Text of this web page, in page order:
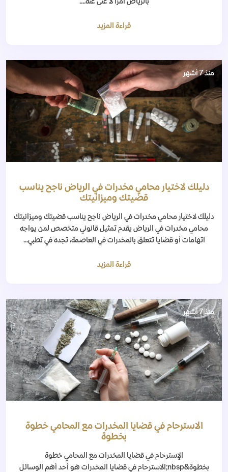
بالرياض أمرًا لا غنى عنه....
قراءة المزيد
منذ 7 أشهر
دليلك لاختيار محامي مخدرات في الرياض ناجح يناسب
قضيتك وميزانيتك
دليلك لاختيار محامي مخدرات في الرياض ناجح يناسب قضيتك وميزانيتك
محامي مخدرات في الرياض يقدم تمثيل قانوني متخصص لمن يواجه
اتهامات أو قضايا تتعلق بالمخدرات في العاصمة، تجده في تطبي...
قراءة المزيد
منذ 7 أشهر
الاسترحام في قضايا المخدرات مع المحامي خطوة
بخطوة
الإسترحام في قضايا المخدرات مع المحامي خطوة
بخطوة&nbsp;الاسترحام في قضايا المخدرات هو أحد أهم الوسائل